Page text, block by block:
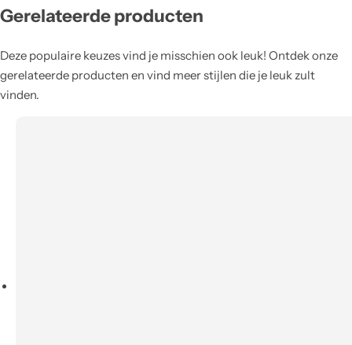
Gerelateerde producten
Deze populaire keuzes vind je misschien ook leuk! Ontdek onze
gerelateerde producten en vind meer stijlen die je leuk zult
vinden.